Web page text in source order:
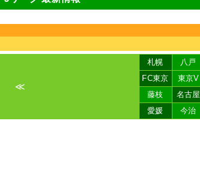
≪
札幌 八戸
FC東京
東京V
藤枝
名古屋
愛媛
今治